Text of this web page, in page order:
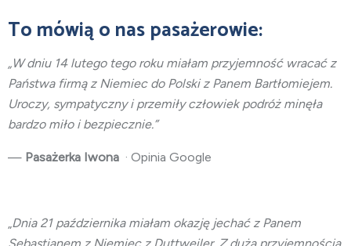
To mówią o nas pasażerowie:
„W dniu 14 lutego tego roku miałam przyjemność wracać z
Państwa firmą z Niemiec do Polski z Panem Bartłomiejem.
Uroczy, sympatyczny i przemiły człowiek podróż minęła
bardzo miło i bezpiecznie.”
— Pasażerka Iwona · Opinia Google
Dnia 21 października miałam okazję jechać z Panem